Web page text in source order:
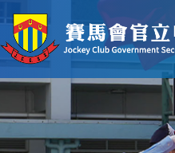
移至主內容